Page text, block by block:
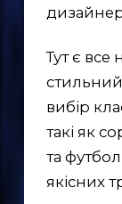
Тут є все
вибір
такі як
та
якісних